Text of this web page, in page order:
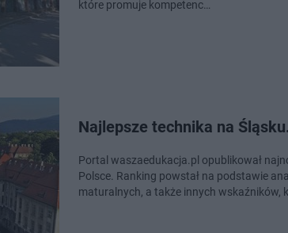
które promuje kompetenc…
Najlepsze technika na
Portal waszaedukacja.pl opublikował
Polsce. Ranking powstał na podstawie
maturalnych, a także innych wskaźników,